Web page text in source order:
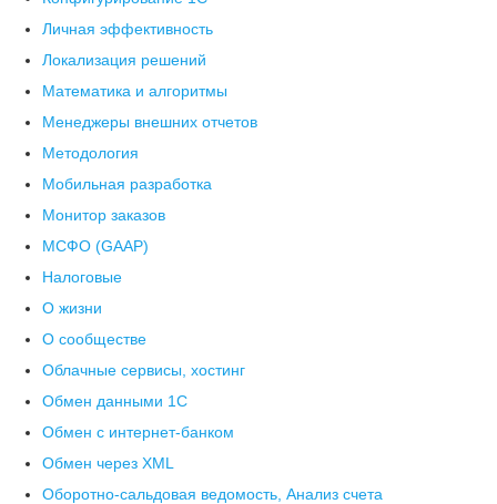
Личная эффективность
Локализация решений
Математика и алгоритмы
Менеджеры внешних отчетов
Методология
Мобильная разработка
Монитор заказов
МСФО (GAAP)
Налоговые
О жизни
О сообществе
Облачные сервисы, хостинг
Обмен данными 1С
Обмен с интернет-банком
Обмен через XML
Оборотно-сальдовая ведомость, Анализ счета